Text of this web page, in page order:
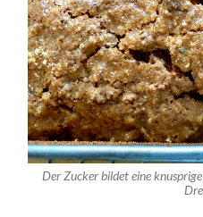
Der Zucker bildet eine